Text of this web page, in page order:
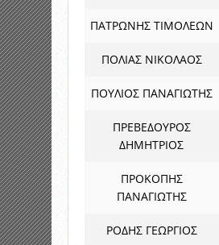
ΠΑΤΡΩΝΗΣ ΤΙΜΟΛΕΩΝ
ΠΟΛΙΑΣ ΝΙΚΟΛΑΟΣ
ΠΟΥΛΙΟΣ ΠΑΝΑΓΙΩΤΗΣ
ΠΡΕΒΕΔΟΥΡΟΣ
ΔΗΜΗΤΡΙΟΣ
ΠΡΟΚΟΠΗΣ
ΠΑΝΑΓΙΩΤΗΣ
ΡΟΔΗΣ ΓΕΩΡΓΙΟΣ